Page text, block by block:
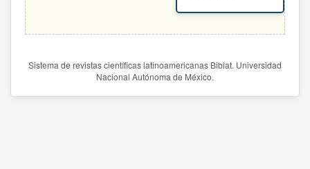
Sistema de revistas científicas latinoamericanas Biblat. Universidad
Nacional Autónoma de México.